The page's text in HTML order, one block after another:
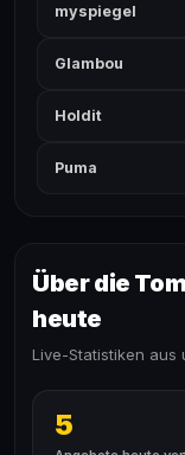
myspiegel
Glambou
Holdit
Puma
Über die
heute
Live-Statistiken aus
5